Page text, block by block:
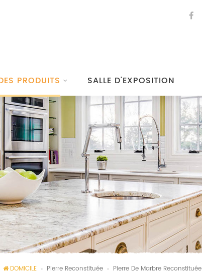
PRODUITS SALLE D'EXPOSITION
DOMICILE Pierre Reconstituée Pierre De Marbre Reconstituée